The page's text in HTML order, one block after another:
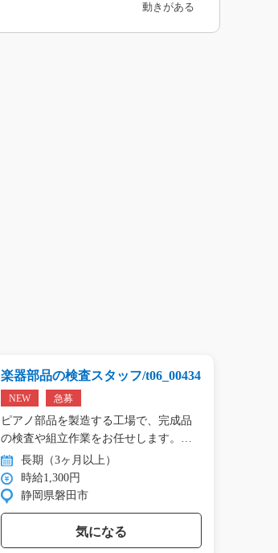
動きがある
楽器部品の検査スタッフ/t06_00434
NEW 急募
ピアノ部品を製造する工場で、完成品
の検査や組立作業をお任せします。
目… 長期（3ヶ月以上）
時給1,300円
静岡県磐田市
気になる